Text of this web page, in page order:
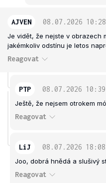
AJVEN 08.07.2026 10:28
Je vidět, že nejste v obrazech
jakémkoliv odstínu je letos
Reagovat
PTP 08.07.2026 10:39
Ještě, že nejsem otrokem
Reagovat
LiJ 08.07.2026 18:08
Joo, dobrá hnědá a slušivý
Reagovat